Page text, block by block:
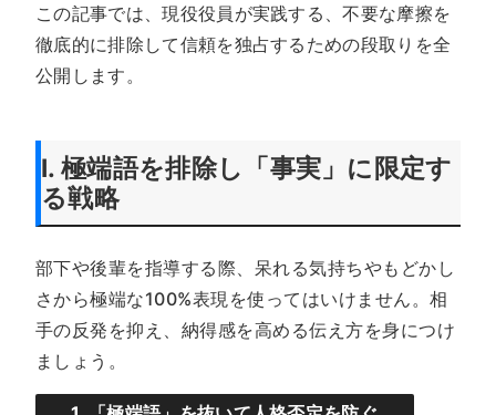
この記事では、現役役員が実践する、不要な摩擦を
徹底的に排除して信頼を独占するための段取りを全
公開します。
I. 極端語を排除し「事実」に限定す
る戦略
部下や後輩を指導する際、呆れる気持ちやもどかし
さから極端な100%表現を使ってはいけません。相
手の反発を抑え、納得感を高める伝え方を身につけ
ましょう。